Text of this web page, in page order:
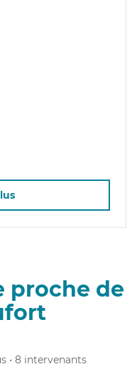
proche de
• 8 intervenants